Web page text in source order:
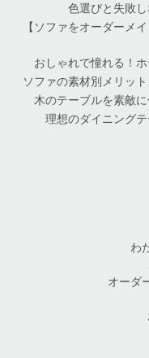
色選びと失敗
【ソファをオーダーメ
おしゃれで憧れる！
ソファの素材別メリッ
木のテーブルを素敵
理想のダイニング
わ
オーダ